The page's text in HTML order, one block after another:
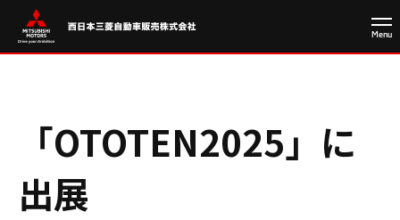
「OTOTEN2025」に
出展